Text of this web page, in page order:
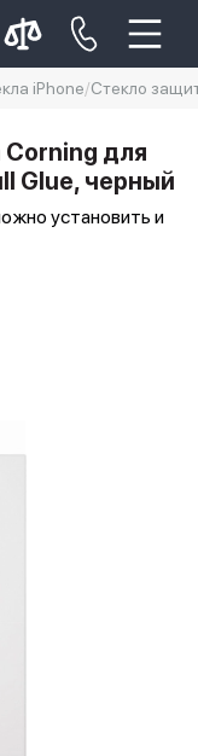
iPhone Стекло
для
Glue, черный
установить и